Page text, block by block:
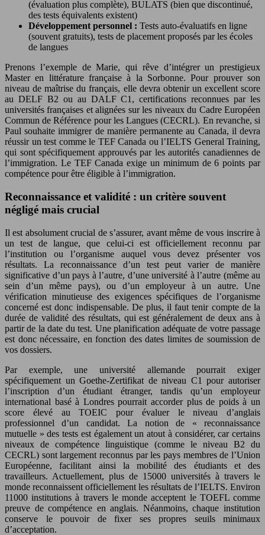
(évaluation plus complète), BULATS (bien que discontinué,
des tests équivalents existent)
Développement personnel : Tests auto-évaluatifs en ligne
(souvent gratuits), tests de placement proposés par les écoles
de langues
Prenons l’exemple de Marie, qui rêve d’intégrer un prestigieux
Master en littérature française à la Sorbonne. Pour prouver son
niveau de maîtrise du français, elle devra obtenir un excellent score
au DELF B2 ou au DALF C1, certifications reconnues par les
universités françaises et alignées sur les niveaux du Cadre Européen
Commun de Référence pour les Langues (CECRL). En revanche, si
Paul souhaite immigrer de manière permanente au Canada, il devra
réussir un test comme le TEF Canada ou l’IELTS General Training,
qui sont spécifiquement approuvés par les autorités canadiennes de
l’immigration. Le TEF Canada exige un minimum de 6 points par
compétence pour être éligible à l’immigration.
Reconnaissance et validité : un critère souvent
négligé mais crucial
Il est absolument crucial de s’assurer, avant même de vous inscrire à
un test de langue, que celui-ci est officiellement reconnu par
l’institution ou l’organisme auquel vous devez présenter vos
résultats. La reconnaissance d’un test peut varier de manière
significative d’un pays à l’autre, d’une université à l’autre (même au
sein d’un même pays), ou d’un employeur à un autre. Une
vérification minutieuse des exigences spécifiques de l’organisme
concerné est donc indispensable. De plus, il faut tenir compte de la
durée de validité des résultats, qui est généralement de deux ans à
partir de la date du test. Une planification adéquate de votre passage
est donc nécessaire, en fonction des dates limites de soumission de
vos dossiers.
Par exemple, une université allemande pourrait exiger
spécifiquement un Goethe-Zertifikat de niveau C1 pour autoriser
l’inscription d’un étudiant étranger, tandis qu’un employeur
international basé à Londres pourrait accorder plus de poids à un
score élevé au TOEIC pour évaluer le niveau d’anglais
professionnel d’un candidat. La notion de « reconnaissance
mutuelle » des tests est également un atout à considérer, car certains
niveaux de compétence linguistique (comme le niveau B2 du
CECRL) sont largement reconnus par les pays membres de l’Union
Européenne, facilitant ainsi la mobilité des étudiants et des
travailleurs. Actuellement, plus de 15000 universités à travers le
monde reconnaissent officiellement les résultats de l’IELTS. Environ
11000 institutions à travers le monde acceptent le TOEFL comme
preuve de compétence en anglais. Néanmoins, chaque institution
conserve le pouvoir de fixer ses propres seuils minimaux
d’acceptation.